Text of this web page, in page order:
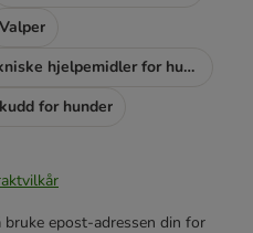
Valper
Tekniske hjelpemidler for hunder
for hunder
epost-adressen din for